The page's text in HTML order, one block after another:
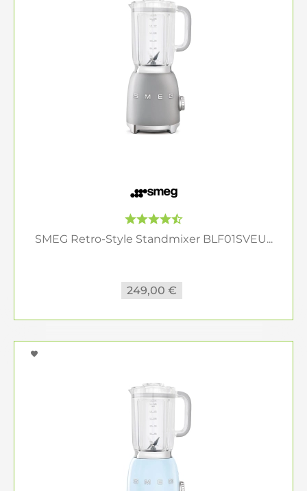
SMEG Retro-Style Standmixer BLF01SVEU...
249,00 €